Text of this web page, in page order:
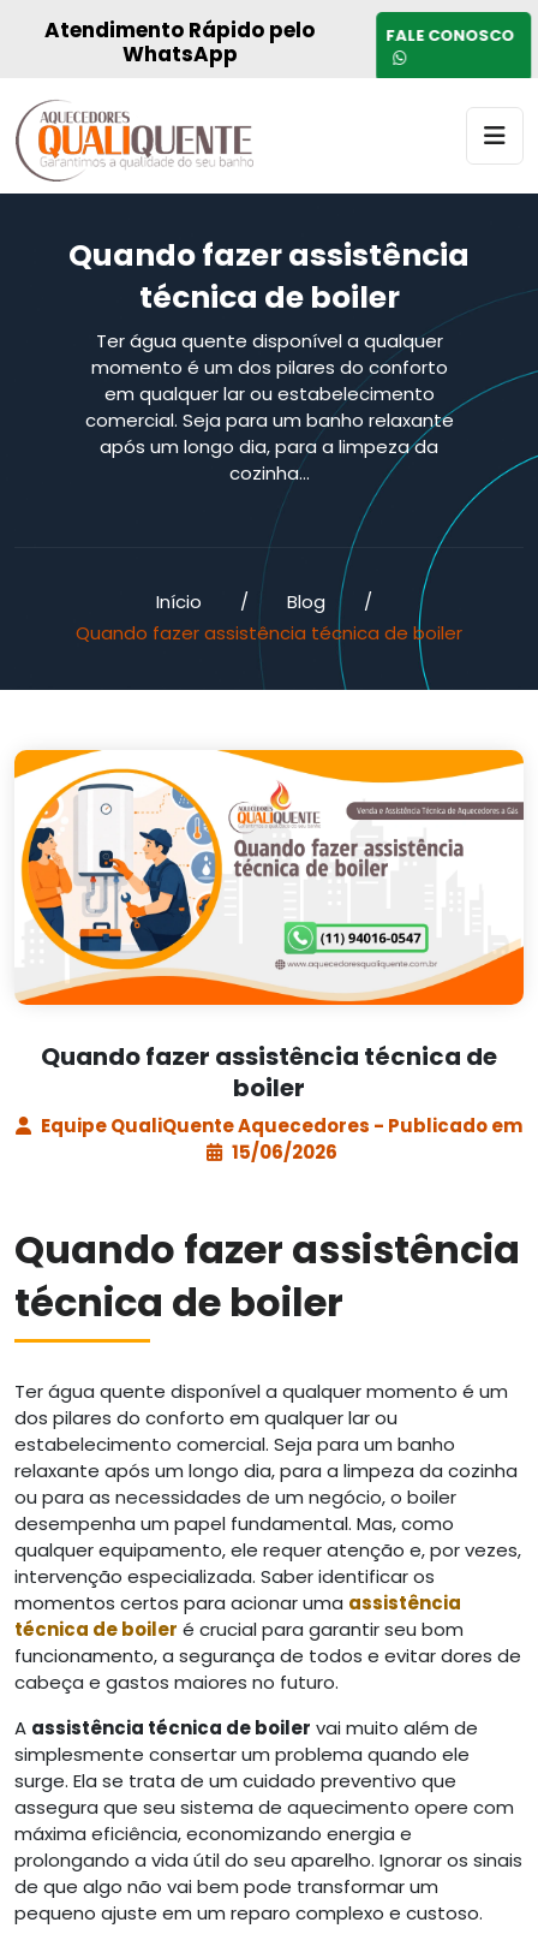
Atendimento Rápido pelo
WhatsApp
FALE CONOSCO
Quando fazer assistência
técnica de boiler
Ter água quente disponível a qualquer
momento é um dos pilares do conforto
em qualquer lar ou estabelecimento
comercial. Seja para um banho relaxante
após um longo dia, para a limpeza da
cozinha…
Início / Blog
/
Quando fazer assistência técnica de boiler
Quando fazer assistência técnica de
boiler
Equipe QualiQuente Aquecedores - Publicado em
15/06/2026
Quando fazer assistência
técnica de boiler
Ter água quente disponível a qualquer momento é um
dos pilares do conforto em qualquer lar ou
estabelecimento comercial. Seja para um banho
relaxante após um longo dia, para a limpeza da cozinha
ou para as necessidades de um negócio, o boiler
desempenha um papel fundamental. Mas, como
qualquer equipamento, ele requer atenção e, por vezes,
intervenção especializada. Saber identificar os
momentos certos para acionar uma assistência
técnica de boiler é crucial para garantir seu bom
funcionamento, a segurança de todos e evitar dores de
cabeça e gastos maiores no futuro.
A assistência técnica de boiler vai muito além de
simplesmente consertar um problema quando ele
surge. Ela se trata de um cuidado preventivo que
assegura que seu sistema de aquecimento opere com
máxima eficiência, economizando energia e
prolongando a vida útil do seu aparelho. Ignorar os sinais
de que algo não vai bem pode transformar um
pequeno ajuste em um reparo complexo e custoso.